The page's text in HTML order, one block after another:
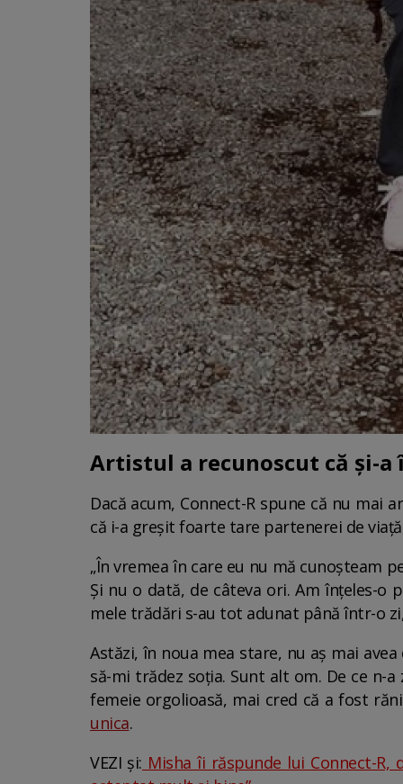
Artistul a recunoscut că și-a
Dacă acum, Connect-R spune că nu mai
că i-a greșit foarte tare partenerei de
„În vremea în care eu nu mă cunoșteam
Și nu o dată, de câteva ori. Am înțeles-o
mele trădări s-au tot adunat până într-o
Astăzi, în noua mea stare, nu aș mai
să-mi trădez soția. Sunt alt om. De ce n-
femeie orgolioasă, mai cred că a fost
unica.
VEZI și: Misha îi răspunde lui Connect-